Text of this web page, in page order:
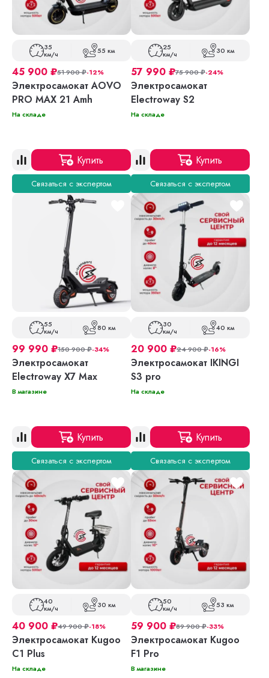
35
км/ч 55 км
45 900 ₽51 900₽-12%
Электросамокат AOVO
PRO MAX 21 Amh
На складе
Купить
Связаться с экспертом
25
км/ч 30 км
57 990 ₽75 900₽-24%
Электросамокат
Electroway S2
На складе
Купить
Связаться с экспертом
55
км/ч 80 км
99 990 ₽150 900₽-34%
Электросамокат
Electroway X7 Max
В магазине
Купить
Связаться с экспертом
30
км/ч 40 км
20 900 ₽24 900₽-16%
Электросамокат IKINGI
S3 pro
На складе
Купить
Связаться с экспертом
40
км/ч 30 км
40 900 ₽49 900₽-18%
Электросамокат Kugoo
C1 Plus
На складе
50
км/ч 53 км
59 900 ₽89 900₽-33%
Электросамокат Kugoo
F1 Pro
В магазине